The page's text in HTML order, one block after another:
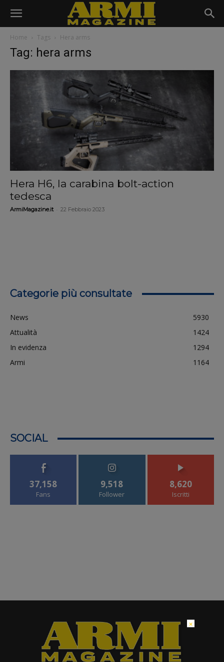
Home Tags Hera arms
Tag: hera arms
Hera H6, la carabina bolt-action
tedesca
ArmiMagazine.it 22 Febbraio 2023
Categorie più consultate
News
5930
Attualità
1424
In evidenza
1294
Armi
1164
SOCIAL
37,158
Fans
9,518
Follower
8,620
Iscritti
×